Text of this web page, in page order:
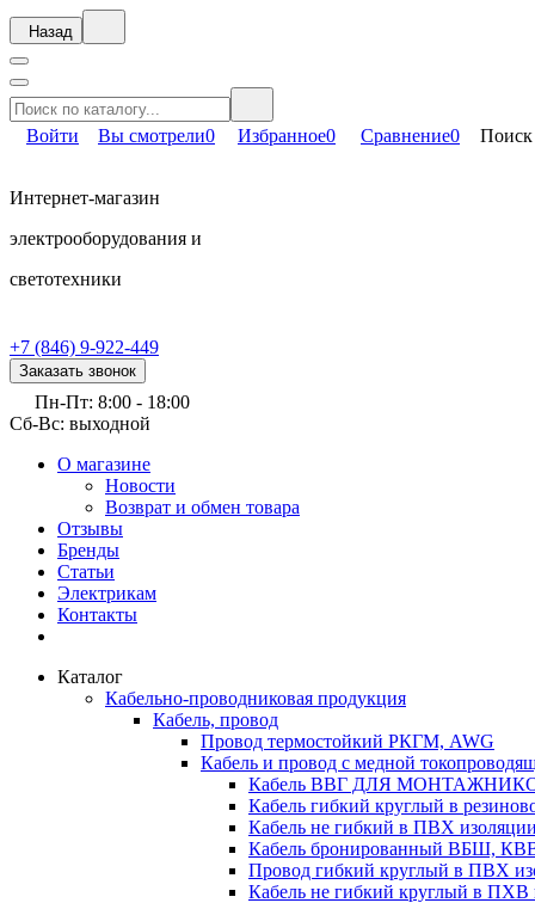
Назад
Войти Вы смотрели0 Избранное0 Сравнение0 Поиск
Интернет-магазин
электрооборудования и
светотехники
+7 (846) 9-922-449
Заказать звонок
Пн-Пт: 8:00 - 18:00
Сб-Вс: выходной
О магазине
Новости
Возврат и обмен товара
Отзывы
Бренды
Статьи
Электрикам
Контакты
Каталог
Кабельно-проводниковая продукция
Кабель, провод
Провод термостойкий РКГМ, AWG
Кабель и провод с медной
Кабель ВВГ ДЛЯ
Кабель гибкий круглый в
Кабель не гибкий в ПВХ
Кабель бронированный ВБШ,
Провод гибкий круглый в ПВХ
Кабель не гибкий круглый в